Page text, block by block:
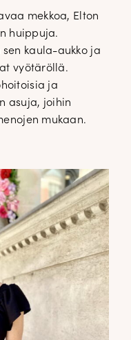
mekkoa, Elton
huippuja.
sen kaula-aukko ja
vyötäröllä.
ja
asuja, joihin
mukaan.